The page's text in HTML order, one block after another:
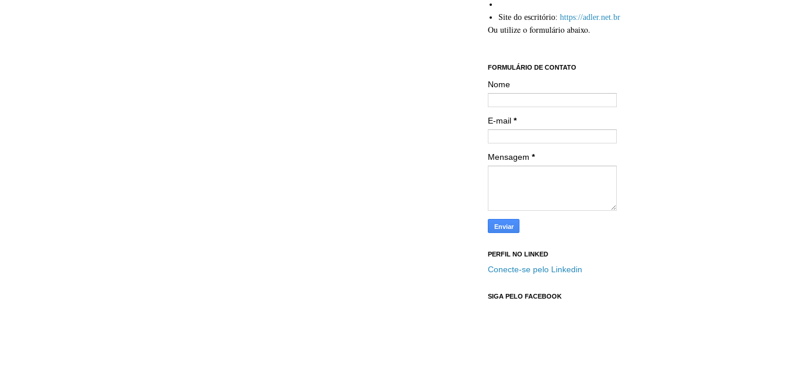
Site do escritório: https://adler.net.br
Ou utilize o formulário abaixo.
FORMULÁRIO DE CONTATO
Nome
E-mail *
Mensagem *
PERFIL NO LINKED
Conecte-se pelo Linkedin
SIGA PELO FACEBOOK